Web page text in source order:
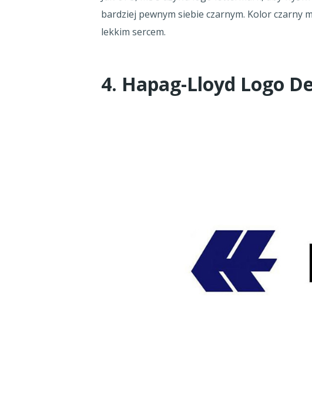
bardziej pewnym siebie czarnym. Kolor czarny
lekkim sercem.
4. Hapag-Lloyd Logo